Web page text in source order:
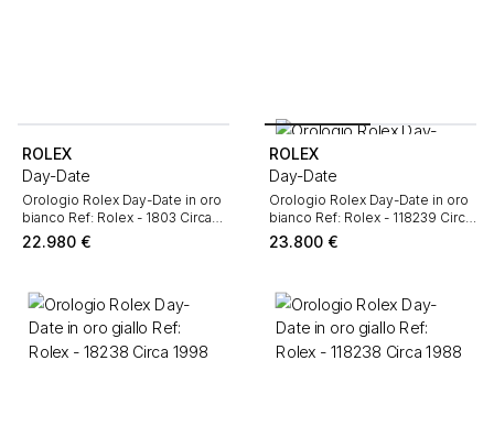
ROLEX
Day-Date
Orologio Rolex Day-Date in oro
bianco Ref: Rolex - 1803 Circa
1968
22.980 €
ROLEX
Day-Date
Orologio Rolex Day-Date in oro
bianco Ref: Rolex - 118239 Circa
1997
23.800 €